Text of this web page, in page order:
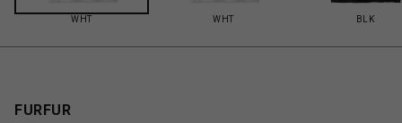
WHT WHT BLK
FURFUR